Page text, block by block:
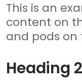
This is an
content on
and pods on
Heading 2